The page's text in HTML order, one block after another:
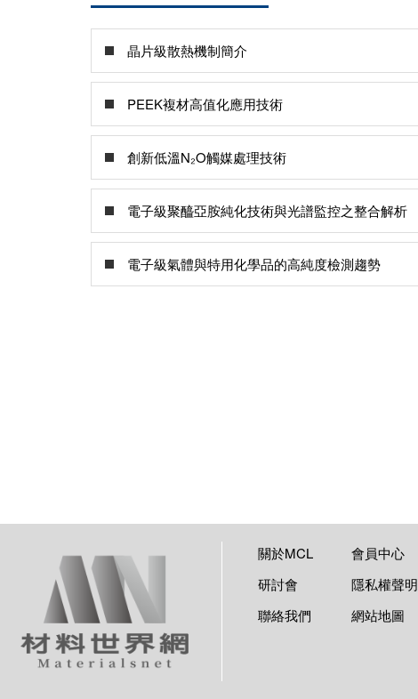
晶片級散熱機制簡介
PEEK複材高值化應用技術
創新低溫N₂O觸媒處理技術
電子級聚醯亞胺純化技術與光譜監控之整合解析
電子級氣體與特用化學品的高純度檢測趨勢
關於MCL
會員中心
研討會
隱私權聲明
聯絡我們
網站地圖